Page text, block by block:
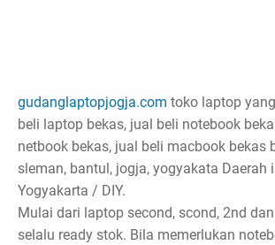
gudanglaptopjogja.com toko laptop
beli laptop bekas, jual beli notebook
netbook bekas, jual beli macbook bekas
sleman, bantul, jogja, yogyakata Daerah
Yogyakarta / DIY.
Mulai dari laptop second, scond, 2nd
selalu ready stok. Bila memerlukan